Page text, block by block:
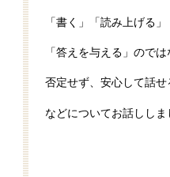
「書く」「読み上げる
「答えを与える」ので
否定せず、安心して話せ
などについてお話ししま